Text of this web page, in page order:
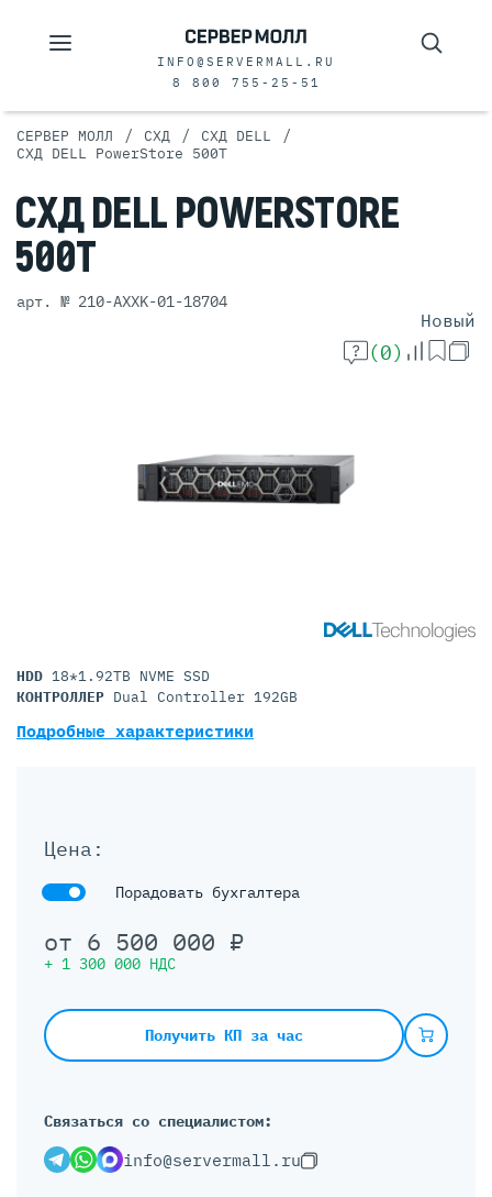
INFO@SERVERMALL.RU
8 800 755-25-51
СЕРВЕР МОЛЛ / СХД / СХД DELL /
СХД DELL PowerStore 500T
СХДDELLPOWERSTORE
500T
арт. № 210-AXXK-01-18704
Новый
(0)
Цена:
Порадовать бухгалтера
от 6 500 000 ₽
+ 1 300 000 НДС
Получить КП за час
Связаться со специалистом:
info@servermall.ru
HDD 18*1.92TB NVME SSD
КОНТРОЛЛЕР Dual Controller 192GB
Подробные характеристики